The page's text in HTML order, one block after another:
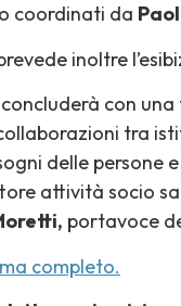
coordinati da
inoltre
con
tra
delle persone
attività socio
portavoce
completo.